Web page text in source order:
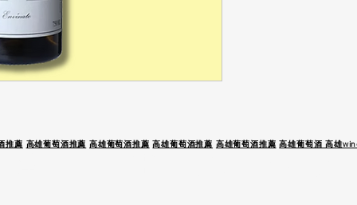
推薦 高雄葡萄酒推薦 高雄葡萄酒推薦 高雄葡萄酒推薦 高雄葡萄酒推薦 高雄葡萄酒 高雄